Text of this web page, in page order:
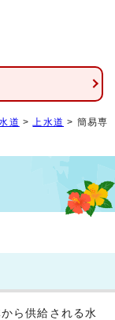
道 > 上水道 > 簡易専
ら供給される水